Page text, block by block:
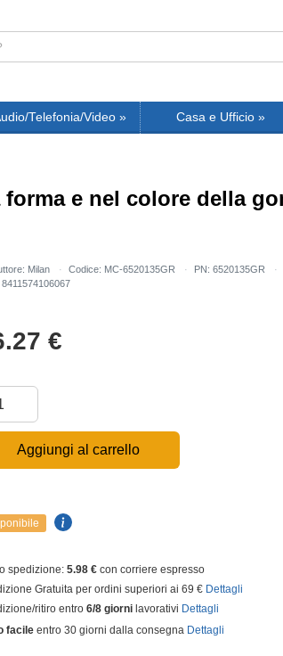
Telefonia/Video » Casa e Ufficio »
e nel colore della
Milan Codice: MC-6520135GR
PN: 6520135GR
8411574106067
€
Aggiungi al carrello
spedizione: 5.98 € con corriere espresso
Gratuita per ordini superiori ai 69 € Dettagli
ritiro entro 6/8 giornilavorativi Dettagli
facileentro 30 giorni dalla consegna Dettagli